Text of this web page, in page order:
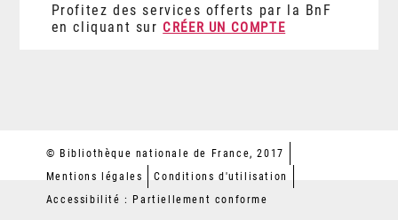
Profitez des services offerts par la BnF
en cliquant sur CRÉER UN COMPTE
© Bibliothèque nationale de France, 2017
Mentions légales
Conditions d'utilisation
Accessibilité : Partiellement conforme